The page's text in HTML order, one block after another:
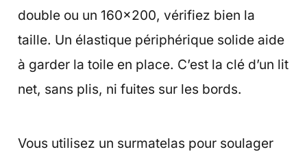
double ou un 160×200, vérifiez bien la
taille. Un élastique périphérique solide aide
à garder la toile en place. C’est la clé d’un lit
net, sans plis, ni fuites sur les bords.
Vous utilisez un surmatelas pour soulager